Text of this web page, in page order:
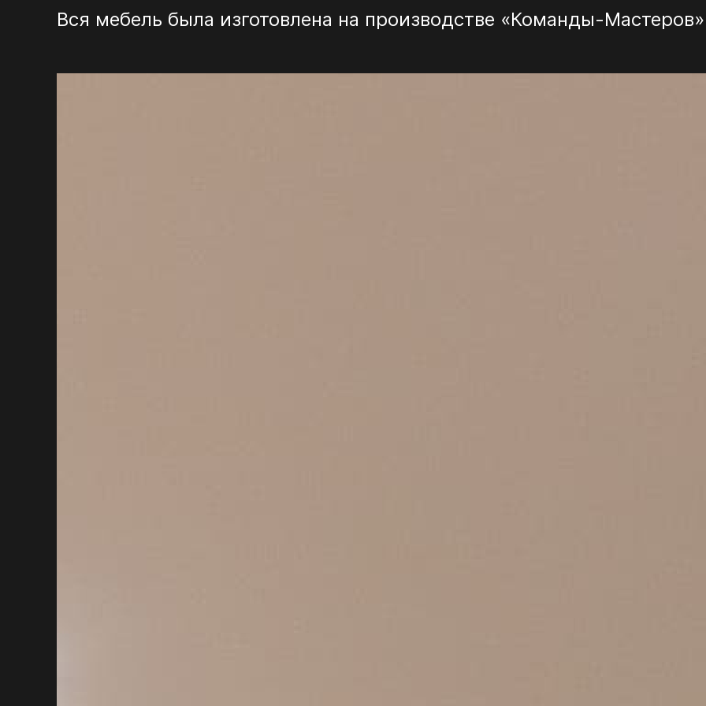
Вся мебель была изготовлена на производстве «Команды-